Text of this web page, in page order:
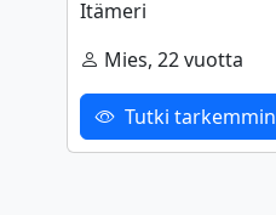
Itämeri
Mies, 22 vuotta
Tutki tarkemmin